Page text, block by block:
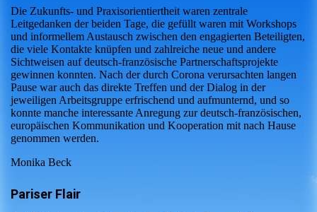
Die Zukunfts- und Praxisorientiertheit waren zentrale
Leitgedanken der beiden Tage, die gefüllt waren mit Workshops
und informellem Austausch zwischen den engagierten Beteiligten,
die viele Kontakte knüpfen und zahlreiche neue und andere
Sichtweisen auf deutsch-französische Partnerschaftsprojekte
gewinnen konnten. Nach der durch Corona verursachten langen
Pause war auch das direkte Treffen und der Dialog in der
jeweiligen Arbeitsgruppe erfrischend und aufmunternd, und so
konnte manche interessante Anregung zur deutsch-französischen,
europäischen Kommunikation und Kooperation mit nach Hause
genommen werden.
Monika Beck
Pariser Flair